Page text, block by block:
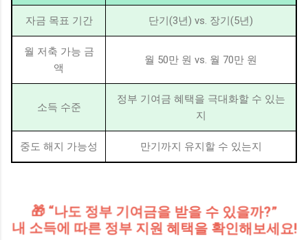
자금 목표 기간 단기(3년) vs. 장기(5년)
월 저축 가능 금
액
월 50만 원 vs. 월 70만 원
소득 수준
정부 기여금 혜택을 극대화할 수 있는
지
중도 해지 가능성 만기까지 유지할 수 있는지
🎁 “나도 정부 기여금을 받을 수 있을까?”
내 소득에 따른 정부 지원 혜택을 확인해보세요!